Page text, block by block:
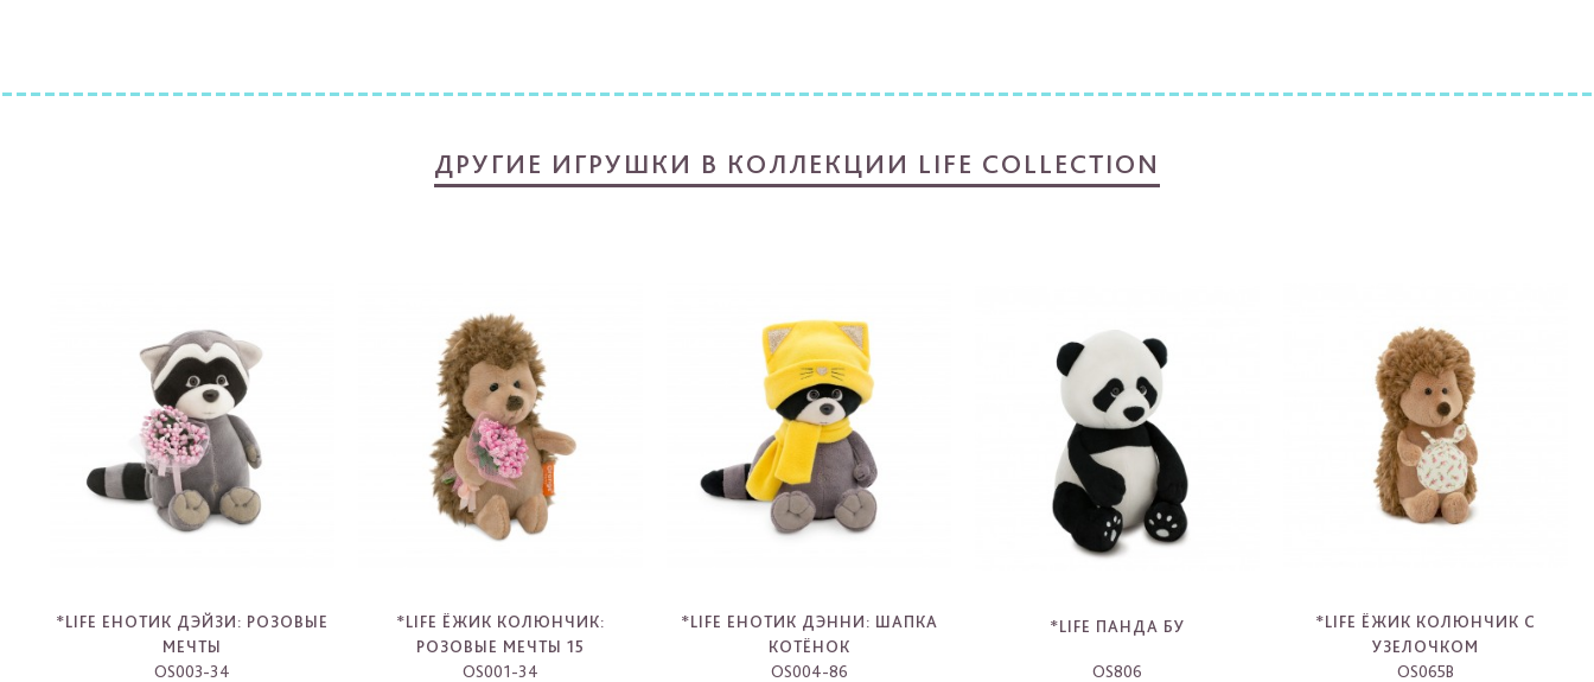
ДРУГИЕ ИГРУШКИ В КОЛЛЕКЦИИ LIFE COLLECTION
*LIFE ЕНОТИК ДЭЙЗИ: РОЗОВЫЕ
МЕЧТЫ
OS003-34
*LIFE ЁЖИК КОЛЮНЧИК:
РОЗОВЫЕ МЕЧТЫ 15
OS001-34
*LIFE ЕНОТИК ДЭННИ: ШАПКА
КОТЁНОК
OS004-86
*LIFE ПАНДА БУ
OS806
*LIFE ЁЖИК КОЛЮНЧИК С
УЗЕЛОЧКОМ
OS065B